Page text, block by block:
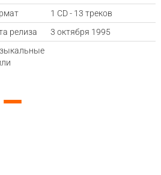
1 CD - 13 треков
релиза
3 октября 1995
—